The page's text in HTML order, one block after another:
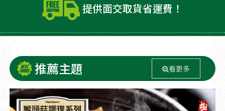
提供面交取貨省運費！
推薦主題 看更多